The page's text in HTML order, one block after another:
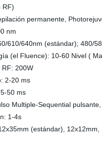
RF)
permanente,
nm
610/640nm (estándar); 480/
(el Fluence): 10-60 Nivel (
RF: 200W
2-20 ms
50 ms
Multiple-Sequential
1-4s
(estándar),